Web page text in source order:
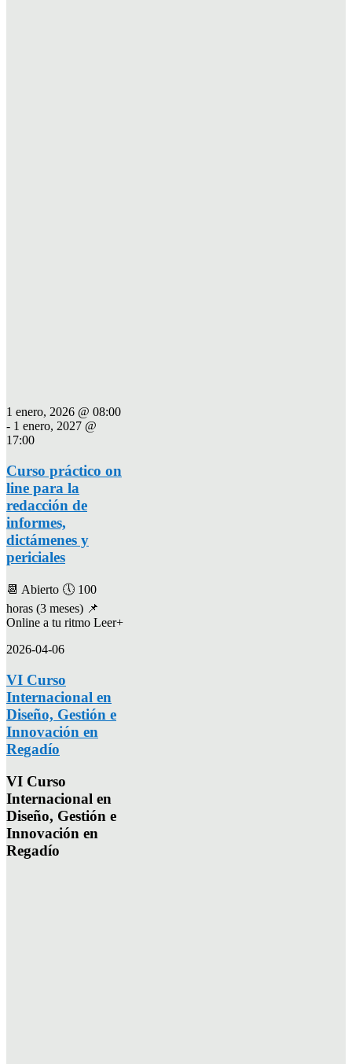
1 enero, 2026 @ 08:00
- 1 enero, 2027 @
17:00
Curso práctico on
line para la
redacción de
informes,
dictámenes y
periciales
📆 Abierto 🕔 100
horas (3 meses) 📌
Online a tu ritmo Leer+
2026-04-06
VI Curso
Internacional en
Diseño, Gestión e
Innovación en
Regadío
VI Curso
Internacional en
Diseño, Gestión e
Innovación en
Regadío